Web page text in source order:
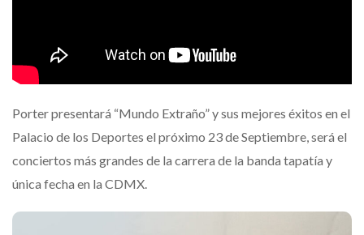
Porter presentará “Mundo Extraño” y sus mejores éxitos en el
Palacio de los Deportes el próximo 23 de Septiembre, será el
conciertos más grandes de la carrera de la banda tapatía y
única fecha en la CDMX.